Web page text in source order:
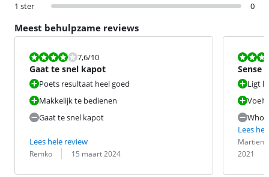
1 ster
0
Meest behulpzame reviews
Beoordeling is 7,6 van de 10.
7,6/10
Gaat te snel kapot
Poets resultaat heel goed
Makkelijk te bedienen
Gaat te snel kapot
Lees hele review
Beoordeling door:
Remko
Datum: 15 maart 2024
Sense
duur.
Ligt
Voelt
Who
Lees
Martien
Datum:
2021